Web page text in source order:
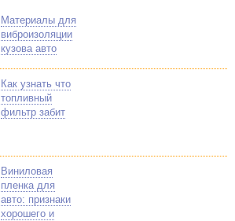
Материалы для
виброизоляции
кузова авто
Как узнать что
топливный
фильтр забит
Виниловая
пленка для
авто: признаки
хорошего и